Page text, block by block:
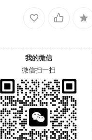
我的微信
微信扫一扫